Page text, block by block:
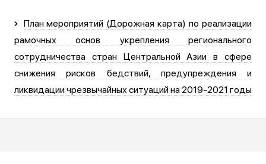
План мероприятий (Дорожная карта) по реализации
рамочных основ укрепления регионального
сотрудничества стран Центральной Азии в сфере
снижения рисков бедствий, предупреждения и
ликвидации чрезвычайных ситуаций на 2019-2021 годы